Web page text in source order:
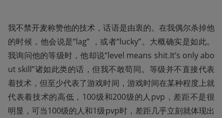
我不禁开麦称赞他的技术，话语是由衷的。在我偶尔杀掉他
的时候，他会说是“lag” ，或者“lucky”。大概确实是如此。
我询问他的等级时，他却说“level means shit.It’s only abo
ut skill”诸如此类的话，但我不敢苟同。等级并不直接代表
着技术，但至少代表了游戏时间，游戏时间在某种程度上就
代表着技术的高低，100级和200级的人pvp，差距不是很
明显，可当100级的人和1级pvp时，差距几乎立刻就体现出